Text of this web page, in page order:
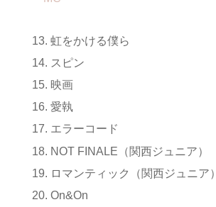
虹をかける僕ら
スピン
映画
愛執
エラーコード
NOT FINALE（関西ジュニア）
ロマンティック（関西ジュニア）
On&On